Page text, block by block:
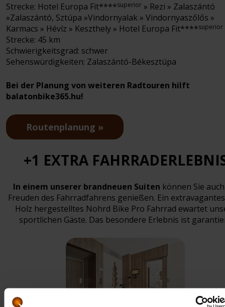
Strecke: Hotel Europa Fit****superior » Rezi » Zalaszántó
»Zalaszántó, Sztúpa »Vindornyalak » Vindornyaszőlős »
Karmacs » Hévíz » Keszthely » Hotel Europa Fit****superior
Strecke: 45 km
Schwierigkeitsgrad: schwer
Sehenswürdigkeiten: Zalaszántó-Békesztúpa
Bei der Planung von weiteren Radtouren hilft
balatonbike365.hu!
Routenplanung
+1 EXTRA
In einem unserer brandneuen Suiten können Sie
Freuden des Fahrradfahrens genießen. Ein
Holz hergestelltes Nohrd Bike Pro Fahrrad ewartet
sportlichen Gäste. Das besondere Erlebnis ist